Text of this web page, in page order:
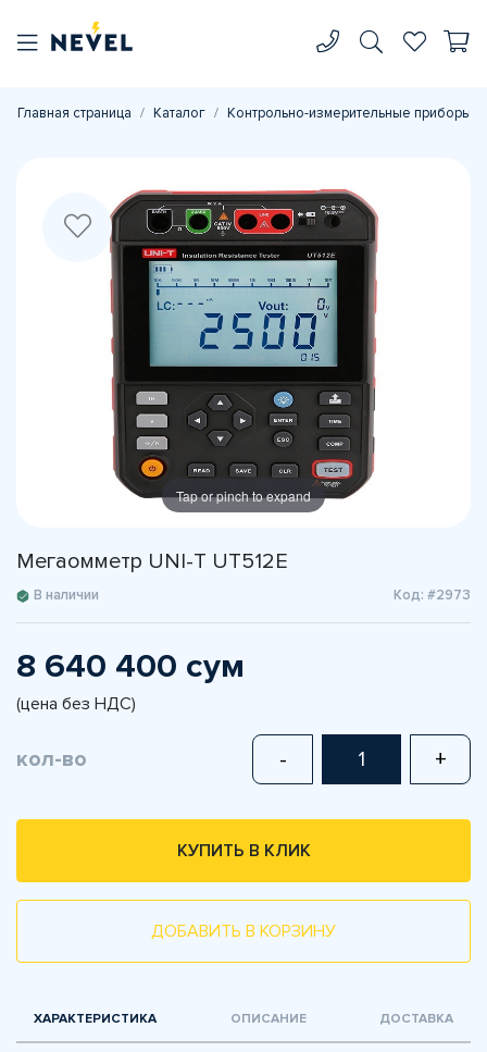
Главная страница Каталог Контрольно-измерительные приборы
Tap or pinch to expand
Мегаомметр UNI-T UT512E
В наличии Код: #2973
8 640 400 сум
(цена без НДС)
кол-во - +
КУПИТЬ В КЛИК
ДОБАВИТЬ В КОРЗИНУ
ХАРАКТЕРИСТИКА ОПИСАНИЕ ДОСТАВКА